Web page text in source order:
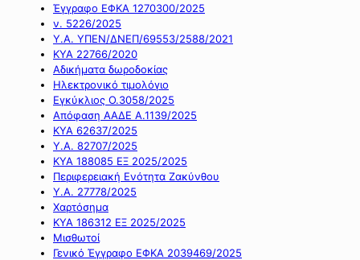
Έγγραφο ΕΦΚΑ 1270300/2025
ν. 5226/2025
Υ.Α. ΥΠΕΝ/ΔΝΕΠ/69553/2588/2021
ΚΥΑ 22766/2020
Αδικήματα δωροδοκίας
Ηλεκτρονικό τιμολόγιο
Εγκύκλιος Ο.3058/2025
Απόφαση ΑΑΔΕ Α.1139/2025
ΚΥΑ 62637/2025
Υ.Α. 82707/2025
ΚΥΑ 188085 ΕΞ 2025/2025
Περιφερειακή Ενότητα Ζακύνθου
Υ.Α. 27778/2025
Χαρτόσημα
ΚΥΑ 186312 ΕΞ 2025/2025
Μισθωτοί
Γενικό Έγγραφο ΕΦΚΑ 2039469/2025